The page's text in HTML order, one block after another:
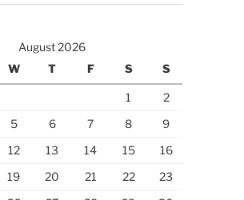
August 2026
W
T F S S
1
2
5
6 7 8
9
12
13 14 15
16
19
20 21 22
23